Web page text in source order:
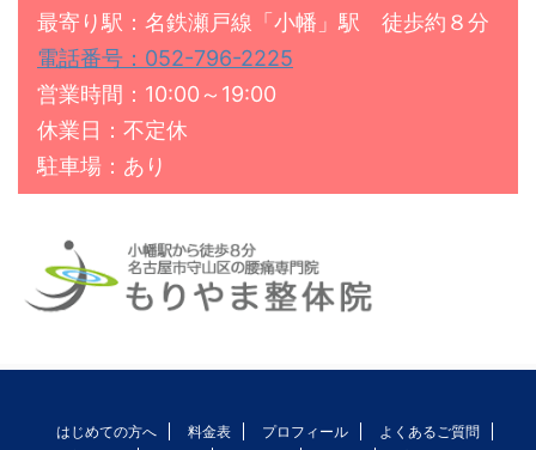
最寄り駅：名鉄瀬戸線「小幡」駅 徒歩約８分
電話番号：052-796-2225
営業時間：10:00～19:00
休業日：不定休
駐車場：あり
はじめての方へ 料金表 プロフィール
よくあるご質問